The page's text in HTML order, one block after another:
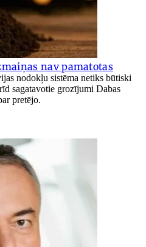
nav pamatotas
nodokļu sistēma netiks būtiski
sagatavotie grozījumi Dabas
pretējo.